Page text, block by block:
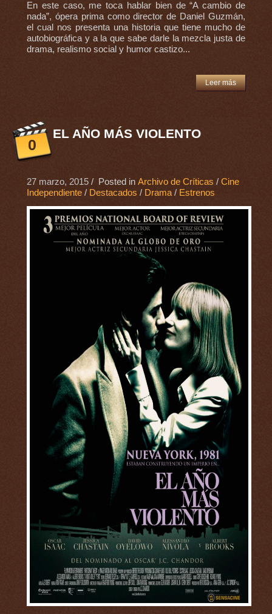
En este caso, me toca hablar bien de “A cambio de
nada”, ópera prima como director de Daniel Guzmán,
el cual nos presenta una historia que tiene mucho de
autobiográfica y a la que sabe darle la mezcla justa de
drama, realismo social y humor castizo...
Leer más
0
EL AÑO MÁS VIOLENTO
27 marzo, 2015/ Posted in Archivo de Críticas / Cine
Independiente/ Destacados / Drama/ Estrenos